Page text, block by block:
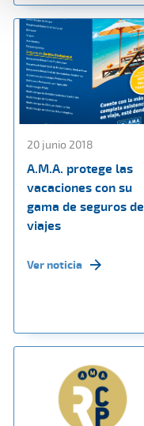
20 junio 2018
A.M.A. protege las
vacaciones con su
gama de seguros de
viajes
Ver noticia